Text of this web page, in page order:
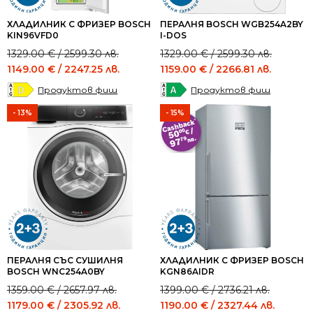
ХЛАДИЛНИК С ФРИЗЕР BOSCH
KIN96VFD0
1329.00€/ 2599.30 лв.
Original
price
was:
1329.00 €
2599.30 лв..
1149.00 € / 2247.25 лв.
Current
price
is:
1149.00 €
2247.25 лв..
Продуктов фиш
ПЕРАЛНЯ BOSCH WGB254A2BY
I-DOS
1329.00€/ 2599.30 лв.
Original
price
was:
1329.00 €
2599.30 лв..
1159.00 € / 2266.81 лв.
Current
price
is:
1159.00 €
2266.81 лв..
Продуктов фиш
- 13%
ПЕРАЛНЯ СЪС СУШИЛНЯ
BOSCH WNC254A0BY
1359.00€/ 2657.97 лв.
Original
price
1179.00 € / 2305.92 лв.
Current
price
- 15%
ХЛАДИЛНИК С ФРИЗЕР BOSCH
KGN86AIDR
1399.00€/ 2736.21 лв.
Original
price
1190.00 € / 2327.44 лв.
Current
price